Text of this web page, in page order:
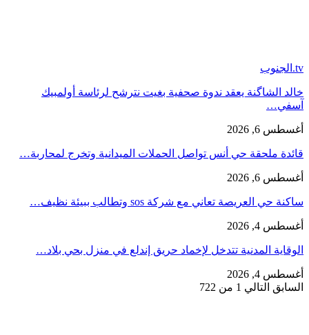
tv.الجنوب
خالد الشاگنة يعقد ندوة صحفية بغيت نترشح لرئاسة أولمبيك
آسفي…
أغسطس 6, 2026
قائدة ملحقة حي أنس تواصل الحملات الميدانية وتخرج لمحاربة…
أغسطس 6, 2026
ساكنة حي العريصة تعاني مع شركة sos وتطالب ببيئة نظيف…
أغسطس 4, 2026
الوقاية المدنية تتدخل لإخماد حريق إندلع في منزل بحي بلاد…
أغسطس 4, 2026
السابق التالي 1 من 722